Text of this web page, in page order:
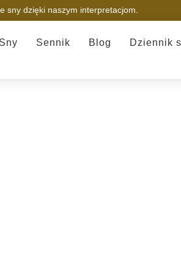
sny dzięki naszym interpretacjom.
Sny Sennik Blog Dziennik